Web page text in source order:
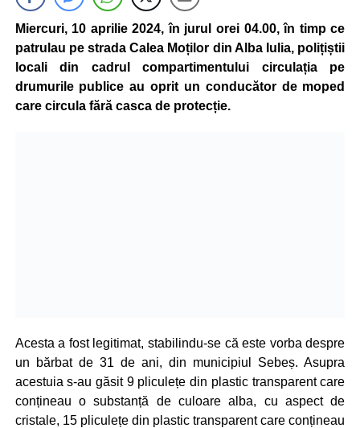
Miercuri, 10 aprilie 2024, în jurul orei 04.00, în timp ce
patrulau pe strada Calea Moților din Alba Iulia, polițiștii
locali din cadrul compartimentului circulația pe
drumurile publice au oprit un conducător de moped
care circula fără casca de protecție.
Acesta a fost legitimat, stabilindu-se că este vorba despre
un bărbat de 31 de ani, din municipiul Sebeș. Asupra
acestuia s-au găsit 9 pliculețe din plastic transparent care
conțineau o substanță de culoare alba, cu aspect de
cristale, 15 pliculețe din plastic transparent care conțineau